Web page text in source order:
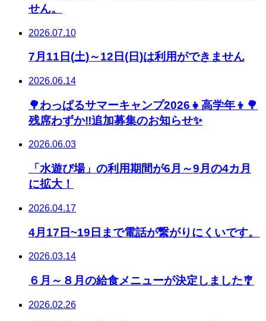
せん。
2026.07.10
7月11日(土)～12日(日)は利用ができません
2026.06.14
🌳わっぱるサマーキャンプ2026👧高学年👦🌳
残席わずか‼追加募集のお知らせ✨
2026.06.03
「水遊び場」の利用期間が6月～9月の4カ月
に拡大！
2026.04.17
4月17日~19日まで電話が繋がりにくいです。
2026.03.14
６月～８月の給食メニューが決定しました🎐
2026.02.26